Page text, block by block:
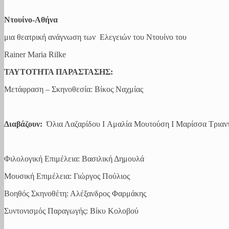
Ντουίνο-Αθήνα
μια θεατρική ανάγνωση των Ελεγειών του Ντουίνο του
Rainer Maria Rilke
ΤΑΥΤΟΤΗΤΑ ΠΑΡΑΣΤΑΣΗΣ:
Μετάφραση – Σκηνοθεσία: Βίκος Ναχμίας
Διαβάζουν: Όλια Λαζαρίδου I Αμαλία Μουτούση I Μαρίσσα
Φιλολογική Επιμέλεια: Βασιλική Δημουλά
Μουσική Επιμέλεια: Γιώργος Πούλιος
Βοηθός Σκηνοθέτη: Αλέξανδρος Φαρμάκης
Συντονισμός Παραγωγής: Βίκυ Κολοβού